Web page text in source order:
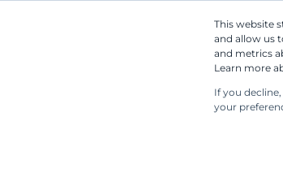
This website
and allow us
and metrics
Learn more
If you
your